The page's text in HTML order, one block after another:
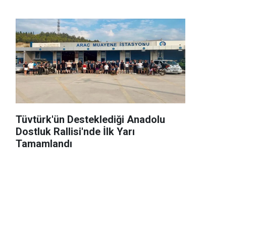
Tüvtürk'ün Desteklediği Anadolu
Dostluk Rallisi'nde İlk Yarı
Tamamlandı